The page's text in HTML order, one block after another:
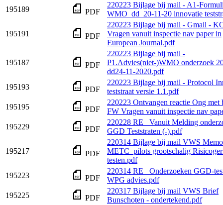
195189
PDF
220223 Bijlage bij mail - A1-
WMO_dd_20-11-20 innovatie
195191 PDF
220223 Bijlage bij mail - Gmail -
Vragen vanuit inspectie nav paper in
European Journal.pdf
195187 PDF
220223 Bijlage bij mail -
P1.Advies(niet-)WMO onderzoek
dd24-11-2020.pdf
195193
PDF
220223 Bijlage bij mail - Protocol
teststraat versie 1.1.pdf
195195
PDF
220223 Ontvangen reactie Ong met
FW Vragen vanuit inspectie nav
195229
PDF
220228 RE_ Vanuit Melding
GGD Teststraten (-).pdf
195217 PDF
220314 Bijlage bij mail VWS Memo
METC_pilots grootschalig
testen.pdf
195223
PDF
220314 RE_ Onderzoeken GGD-
WPG advies.pdf
195225
PDF
220317 Bijlage bij mail VWS Brief
Bunschoten - ondertekend.pdf